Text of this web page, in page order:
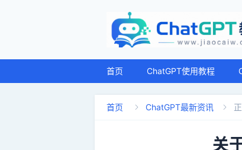
首页 ChatGPT使用教程
首页  ChatGPT最新资讯 
关